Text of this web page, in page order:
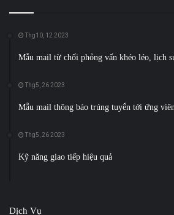
Thg10, 12 2023
Mẫu mail từ chối phỏng vấn khéo léo, lịch
Thg5, 26 2023
Mẫu mail thông báo trúng tuyển tới ứng
Thg5, 26 2023
Kỹ năng giao tiếp hiệu quả
Dịch Vụ